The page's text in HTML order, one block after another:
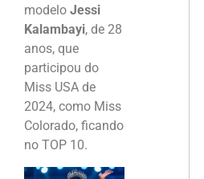
modelo Jessi
Kalambayi, de 28
anos, que
participou do
Miss USA de
2024, como Miss
Colorado, ficando
no TOP 10.